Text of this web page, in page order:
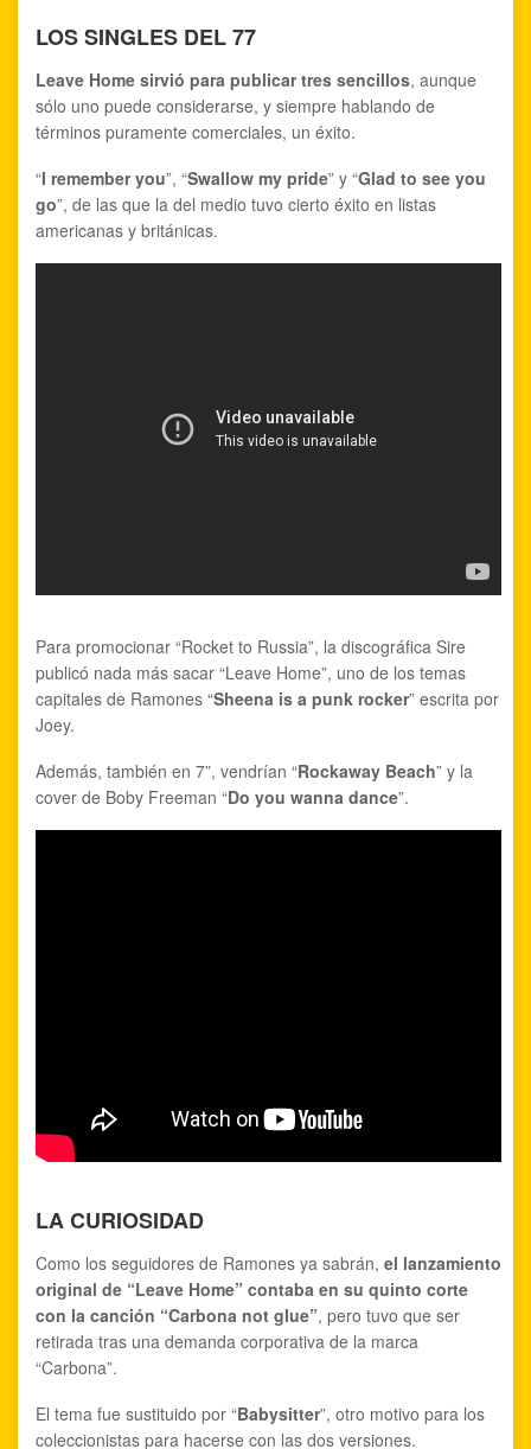
LOS SINGLES DEL 77
Leave Home sirvió para publicar tres sencillos, aunque
sólo uno puede considerarse, y siempre hablando de
términos puramente comerciales, un éxito.
“I remember you”, “Swallow my pride” y “Glad to see you
go”, de las que la del medio tuvo cierto éxito en listas
americanas y británicas.
Para promocionar “Rocket to Russia”, la discográfica Sire
publicó nada más sacar “Leave Home”, uno de los temas
capitales de Ramones “Sheena is a punk rocker” escrita por
Joey.
Además, también en 7”, vendrían “Rockaway Beach” y la
cover de Boby Freeman “Do you wanna dance”.
LA CURIOSIDAD
Como los seguidores de Ramones ya sabrán, el lanzamiento
original de “Leave Home” contaba en su quinto corte
con la canción “Carbona not glue”, pero tuvo que ser
retirada tras una demanda corporativa de la marca
“Carbona”.
El tema fue sustituido por “Babysitter”, otro motivo para los
coleccionistas para hacerse con las dos versiones.